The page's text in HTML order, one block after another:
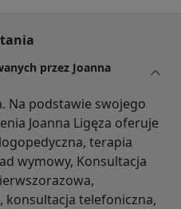
przez Joanna
Na podstawie swojego
Joanna Ligęza oferuje
terapia
wymowy, Konsultacja
konsultacja telefoniczna,